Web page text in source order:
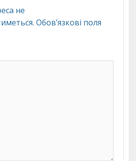
не
Обов’язкові поля